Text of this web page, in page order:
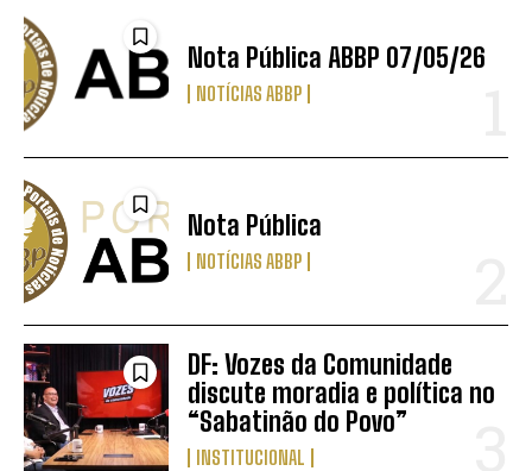
Nota Pública ABBP 07/05/26
NOTÍCIAS ABBP
Nota Pública
NOTÍCIAS ABBP
DF: Vozes da Comunidade
discute moradia e política no
“Sabatinão do Povo”
INSTITUCIONAL